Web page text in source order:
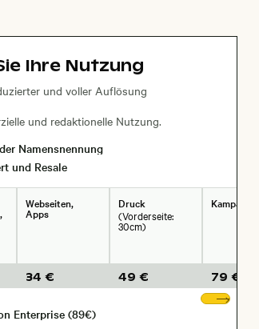
springen
Ihre Nutzung
und voller Auflösung
und redaktionelle Nutzung.
Namensnennung
und Resale
Webseiten,
Apps
34 €
Druck
(Vorderseite:
30cm)
49 €
79 €
Enterprise (89€)